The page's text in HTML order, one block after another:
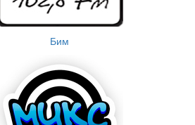
Бим